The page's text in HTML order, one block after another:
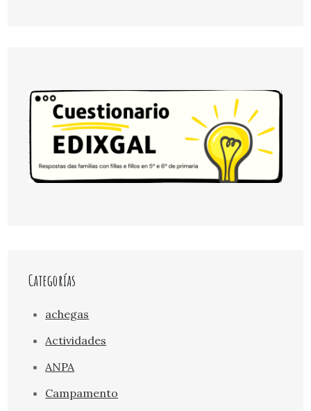
Categorías
achegas
Actividades
ANPA
Campamento